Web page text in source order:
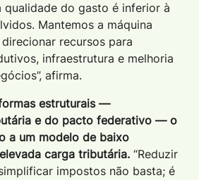
qualidade do gasto é inferior à
Mantemos a máquina
recursos para
infraestrutura e melhoria
afirma.
estruturais —
e do pacto federativo — o
a um modelo de baixo
carga tributária. “Reduzir
impostos não basta; é